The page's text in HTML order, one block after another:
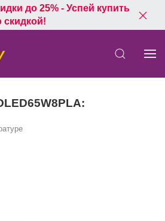
до 25% - Успей купить
скидкой!